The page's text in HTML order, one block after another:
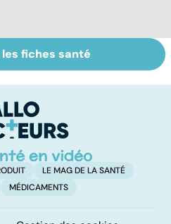
Qu'est-ce que le
coma ?
fiches santé
LE MAG DE LA SANTÉ
MÉDICAMENTS